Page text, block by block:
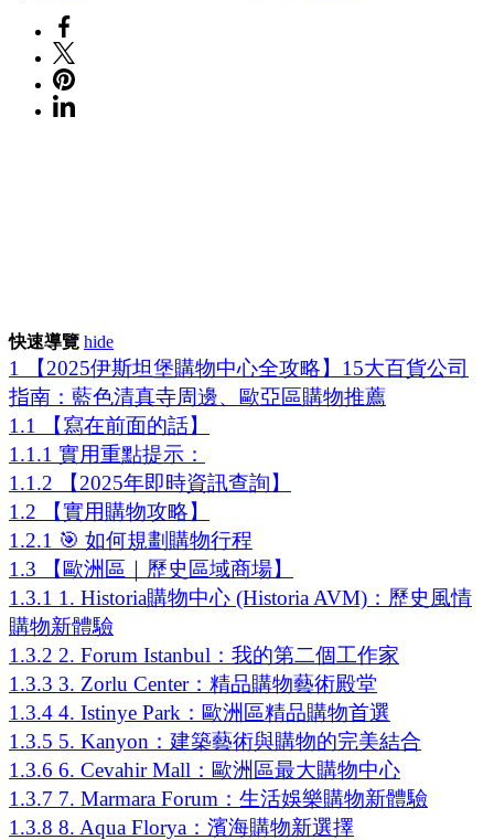
公
司
寺
邊、
歐
亞
區
購
物
推
薦
快速導覽 hide
1
【2025伊斯坦堡購物中心全攻略】15大百貨公司
指南：藍色清真寺周邊、歐亞區購物推薦
1.1
【寫在前面的話】
1.1.1 實用重點提示：
1.1.2
【2025年即時資訊查詢】
1.2
【實用購物攻略】
1.2.1 🎯 如何規劃購物行程
1.3
【歐洲區｜歷史區域商場】
1.3.1 1. Historia購物中心 (Historia AVM)：歷史風情
購物新體驗
1.3.2 2. Forum Istanbul：我的第二個工作家
1.3.3 3. Zorlu Center：精品購物藝術殿堂
1.3.4 4. Istinye Park：歐洲區精品購物首選
1.3.5 5. Kanyon：建築藝術與購物的完美結合
1.3.6 6. Cevahir Mall：歐洲區最大購物中心
1.3.7 7. Marmara Forum：生活娛樂購物新體驗
1.3.8 8. Aqua Florya：濱海購物新選擇